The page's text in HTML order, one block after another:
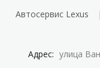
Автосервис Lexus
Адрес: улица